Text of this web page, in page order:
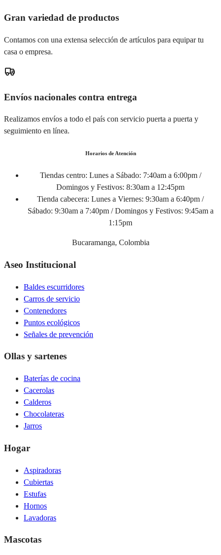
Gran variedad de productos
Contamos con una extensa selección de artículos para equipar tu
casa o empresa.
Envíos nacionales contra entrega
Realizamos envíos a todo el país con servicio puerta a puerta y
seguimiento en línea.
Horarios de Atención
Tiendas centro: Lunes a Sábado: 7:40am a 6:00pm /
Domingos y Festivos: 8:30am a 12:45pm
Tienda cabecera: Lunes a Viernes: 9:30am a 6:40pm /
Sábado: 9:30am a 7:40pm / Domingos y Festivos: 9:45am a
1:15pm
Bucaramanga, Colombia
Aseo Institucional
Baldes escurridores
Carros de servicio
Contenedores
Puntos ecológicos
Señales de prevención
Ollas y sartenes
Baterías de cocina
Cacerolas
Calderos
Chocolateras
Jarros
Hogar
Aspiradoras
Cubiertas
Estufas
Hornos
Lavadoras
Mascotas